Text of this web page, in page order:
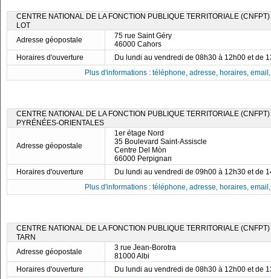
CENTRE NATIONAL DE LA FONCTION PUBLIQUE TERRITORIALE
LOT
Adresse géopostale
75 rue Saint Géry
46000 Cahors
Horaires d'ouverture
Du lundi au vendredi de 08h30 à 12h00 et de
Plus d'informations : téléphone, adresse, horaires,
CENTRE NATIONAL DE LA FONCTION PUBLIQUE TERRITORIALE
PYRÉNÉES-ORIENTALES
Adresse géopostale
1er étage Nord
35 Boulevard Saint-Assiscle
Centre Del Mòn
66000 Perpignan
Horaires d'ouverture
Du lundi au vendredi de 09h00 à 12h30 et de
Plus d'informations : téléphone, adresse, horaires,
CENTRE NATIONAL DE LA FONCTION PUBLIQUE TERRITORIALE
TARN
Adresse géopostale
3 rue Jean-Borotra
81000 Albi
Horaires d'ouverture
Du lundi au vendredi de 08h30 à 12h00 et de